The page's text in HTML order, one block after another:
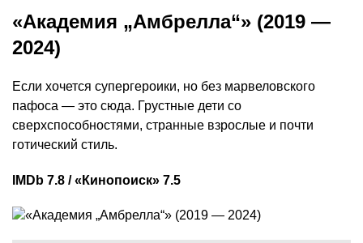
«Академия „Амбрелла“» (2019 —
2024)
Если хочется супергероики, но без марвеловского
пафоса — это сюда. Грустные дети со
сверхспособностями, странные взрослые и почти
готический стиль.
IMDb 7.8 / «Кинопоиск» 7.5